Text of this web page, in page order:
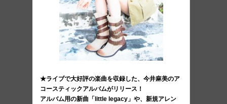
★ライブで大好評の楽曲を収録した、今井麻美のア
コースティックアルバムがリリース！
アルバム用の新曲「little legacy」や、新規アレン